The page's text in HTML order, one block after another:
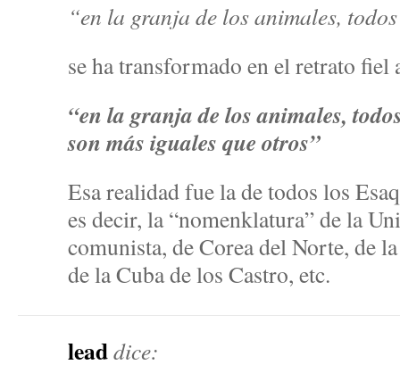
“en la granja de los animales,
se ha transformado en el retrato fiel
“en la granja de los animales,
son más iguales que otros”
Esa realidad fue la de todos los
es decir, la “nomenklatura” de la
comunista, de Corea del Norte, de
de la Cuba de los Castro, etc.
leaddice: